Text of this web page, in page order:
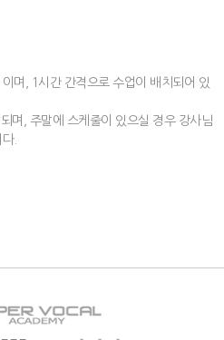
며, 1시간 간격으로 수업이 배치되어 있
며, 주말에 스케줄이 있으실 경우 강사님
.